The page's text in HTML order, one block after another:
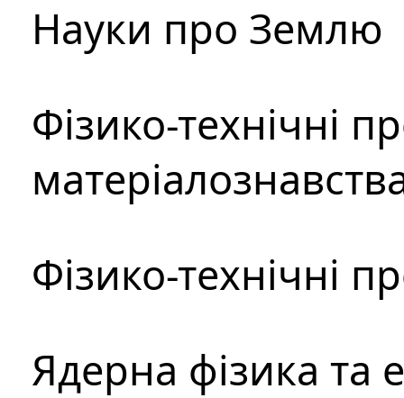
Науки про Землю
Фізико-технічні
Фізико-технічні
Ядерна фізика та